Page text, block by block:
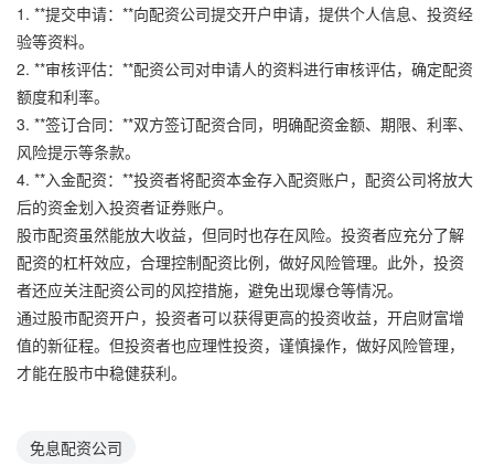
1. **提交申请：**向配资公司提交开户申请，提供个人信息、投资经
验等资料。
2. **审核评估：**配资公司对申请人的资料进行审核评估，确定配资
额度和利率。
3. **签订合同：**双方签订配资合同，明确配资金额、期限、利率、
风险提示等条款。
4. **入金配资：**投资者将配资本金存入配资账户，配资公司将放大
后的资金划入投资者证券账户。
股市配资虽然能放大收益，但同时也存在风险。投资者应充分了解
配资的杠杆效应，合理控制配资比例，做好风险管理。此外，投资
者还应关注配资公司的风控措施，避免出现爆仓等情况。
通过股市配资开户，投资者可以获得更高的投资收益，开启财富增
值的新征程。但投资者也应理性投资，谨慎操作，做好风险管理，
才能在股市中稳健获利。
免息配资公司